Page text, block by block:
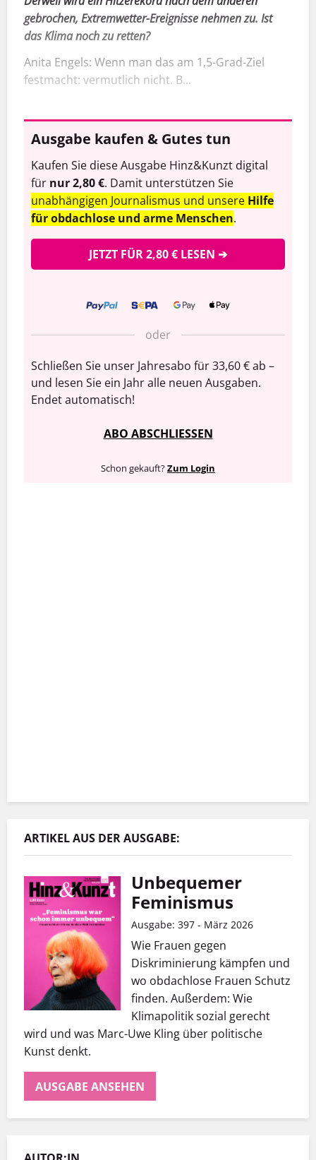
gebrochen, Extremwetter-Ereignisse nehmen zu. Ist
das Klima noch zu retten?
Anita Engels: Wenn man das am 1,5-Grad-Ziel
festmacht: vermutlich nicht. B...
Ausgabe kaufen & Gutes tun
Kaufen Sie diese Ausgabe Hinz&Kunzt digital
für nur 2,80 €. Damit unterstützen Sie
unabhängigen Journalismus und unsere Hilfe
für obdachlose und arme Menschen.
JETZT FÜR 2,80 € LESEN ➔
oder
Schließen Sie unser Jahresabo für 33,60 € ab –
und lesen Sie ein Jahr alle neuen Ausgaben.
Endet automatisch!
ABO ABSCHLIESSEN
Schon gekauft?Zum Login
ARTIKEL AUS DER AUSGABE:
Unbequemer
Feminismus
Ausgabe: 397 - März 2026
Wie Frauen gegen
Diskriminierung kämpfen und
wo obdachlose Frauen Schutz
finden. Außerdem: Wie
Klimapolitik sozial gerecht
wird und was Marc-Uwe Kling über politische
Kunst denkt.
AUSGABE ANSEHEN